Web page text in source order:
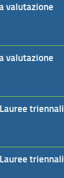
valutazione
valutazione
triennali
triennali